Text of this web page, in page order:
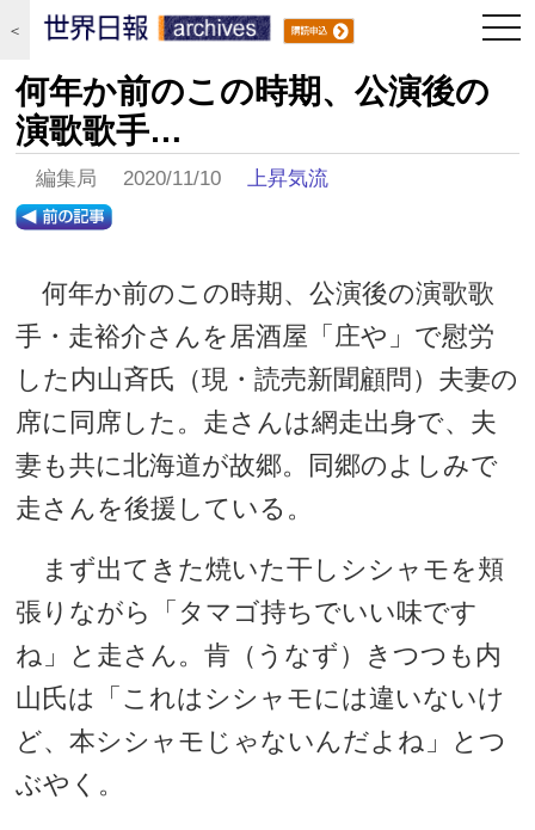
＜
何年か前のこの時期、公演後の
演歌歌手…
編集局 2020/11/10上昇気流
何年か前のこの時期、公演後の演歌歌
手・走裕介さんを居酒屋「庄や」で慰労
した内山斉氏（現・読売新聞顧問）夫妻の
席に同席した。走さんは網走出身で、夫
妻も共に北海道が故郷。同郷のよしみで
走さんを後援している。
まず出てきた焼いた干しシシャモを頬
張りながら「タマゴ持ちでいい味です
ね」と走さん。肯（うなず）きつつも内
山氏は「これはシシャモには違いないけ
ど、本シシャモじゃないんだよね」とつ
ぶやく。